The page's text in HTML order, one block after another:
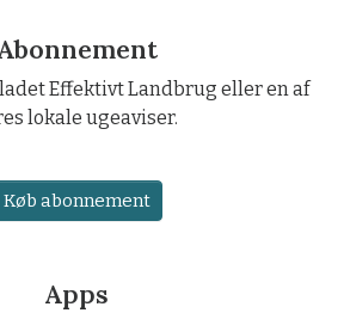
Effektivt Landbrug eller en af
lokale ugeaviser.
Køb abonnement
Apps